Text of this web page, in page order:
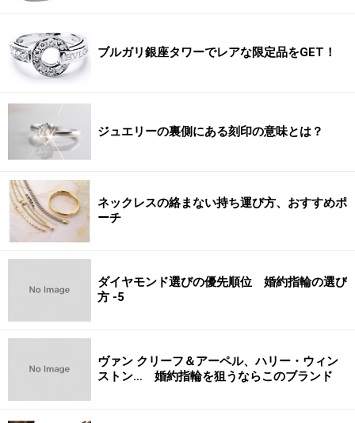
ブルガリ銀座タワーでレアな限定品をGET！
ジュエリーの裏側にある刻印の意味とは？
ネックレスの絡まない持ち運び方、おすすめポ
ーチ
ダイヤモンド選びの優先順位 婚約指輪の選び
方 -5
ヴァン クリーフ＆アーペル、ハリー・ウィン
ストン… 婚約指輪を狙うならこのブランド